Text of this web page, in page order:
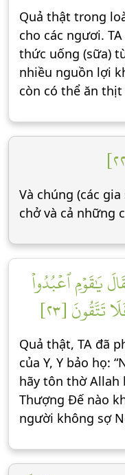
Quả thật trong
cho các ngươi.
thức uống (sữa)
nhiều nguồn lợi
còn có thể ăn
Và chúng (các
chở và cả những
يَٰقَوۡمِ ٱعۡبُدُواْ
تَتَّقُونَ [٢٣]
Quả thật, TA đã
của Y, Y bảo họ:
hãy tôn thờ Allah
Thượng Đế nào
người không sợ